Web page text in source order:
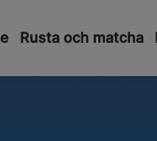
Rusta och matcha